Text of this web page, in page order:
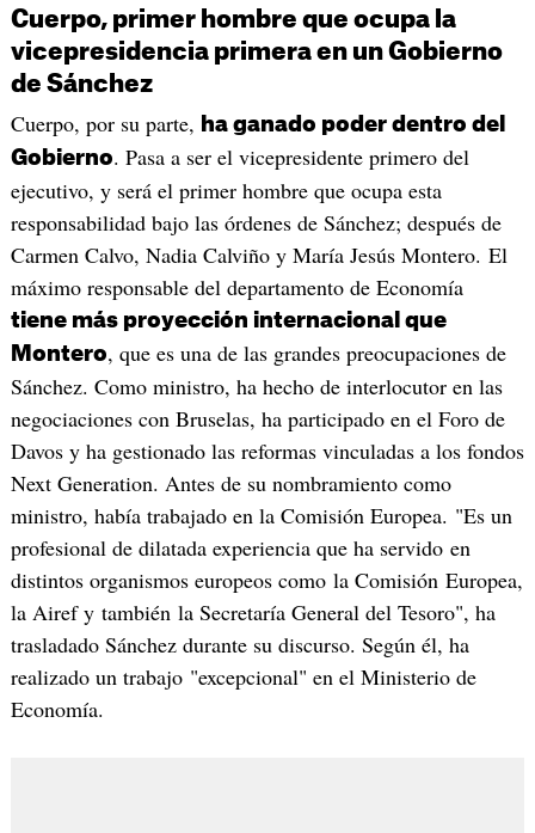
Cuerpo, primer hombre que ocupa la
vicepresidencia primera en un Gobierno
de Sánchez
Cuerpo, por su parte, ha ganado poder dentro del
Gobierno. Pasa a ser el vicepresidente primero del
ejecutivo, y será el primer hombre que ocupa esta
responsabilidad bajo las órdenes de Sánchez; después de
Carmen Calvo, Nadia Calviño y María Jesús Montero. El
máximo responsable del departamento de Economía
tiene más proyección internacional que
Montero, que es una de las grandes preocupaciones de
Sánchez. Como ministro, ha hecho de interlocutor en las
negociaciones con Bruselas, ha participado en el Foro de
Davos y ha gestionado las reformas vinculadas a los fondos
Next Generation. Antes de su nombramiento como
ministro, había trabajado en la Comisión Europea. "Es un
profesional de dilatada experiencia que ha servido en
distintos organismos europeos como la Comisión Europea,
la Airef y también la Secretaría General del Tesoro", ha
trasladado Sánchez durante su discurso. Según él, ha
realizado un trabajo "excepcional" en el Ministerio de
Economía.